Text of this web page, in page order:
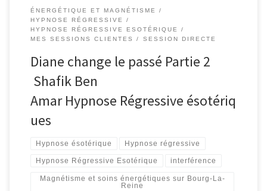
ÉNERGÉTIQUE ET MAGNÉTISME
HYPNOSE RÉGRESSIVE
HYPNOSE RÉGRESSIVE ESOTÉRIQUE
MES SESSIONS CLIENTES
SESSION DIRECTE
Diane change le passé Partie 2
Shafik Ben
Amar Hypnose Régressive ésotériq
ues
Hypnose ésotérique Hypnose régressive
Hypnose Régressive Esotérique interférence
Magnétisme et soins énergétiques sur Bourg-La-
Reine